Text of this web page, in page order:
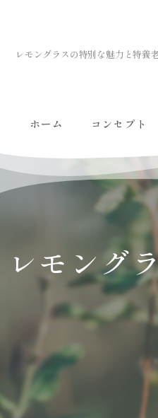
レモングラスの特別な魅力と特養
ホーム コンセプト
レモング